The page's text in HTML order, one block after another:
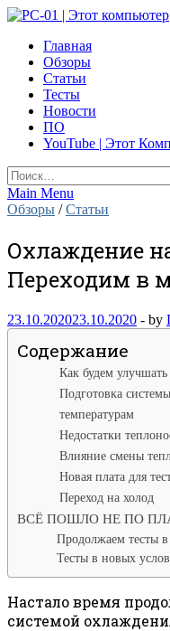
Skip
content
PC-01 | Этот
Компьютерные
Главная
Обзоры
Статьи
Тесты
Новости
ПО
YouTube | Этот
Найти:
Main Menu
Обзоры /Статьи
Охлаждение
Переходим в
23.10.202023.10.2020 - by
Содержание
Как будем улучшать
Подготовка
температурам
Недостатки
Влияние смены
Новая плата для
Переход на холод
ВСЁ ПОШЛО НЕ ПО
Продолжаем тесты
Тесты в новых
Настало время
системой